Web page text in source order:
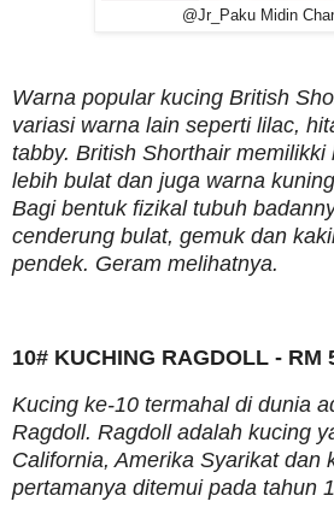
@Jr_Paku Midin
Warna popular kucing British
variasi warna lain seperti lilac,
tabby. British Shorthair
lebih bulat dan juga warna
Bagi bentuk fizikal tubuh
cenderung bulat, gemuk dan
pendek. Geram melihatnya.
10# KUCHING RAGDOLL - RM
Kucing ke-10 termahal di dunia
Ragdoll. Ragdoll adalah kucing
California, Amerika Syarikat dan
pertamanya ditemui pada tahun